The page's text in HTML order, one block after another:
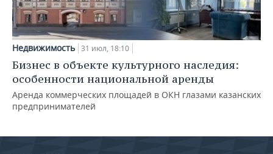
Недвижимость 31 июл, 18:10
Бизнес в объекте культурного наследия:
особенности национальной аренды
Аренда коммерческих площадей в ОКН глазами казанских
предпринимателей